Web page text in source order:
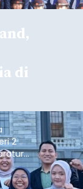
di
2